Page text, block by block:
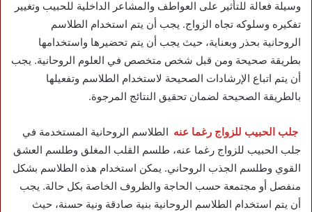
وسيلة فعالة للتأثير على العواطف والمشاعر الداخلية للحبيب وتغيير
تفكيره وسلوكه تجاه الزواج. يجب أن يتم استخدام الطلاسم
الروحانية بحذر وبعناية، حيث يجب أن يتم تحضيرها واستخدامها
بطريقة صحيحة ومن قبل شخص متخصص في العلوم الروحانية. يجب
أن يتم اتباع الإرشادات الصحيحة لاستخدام الطلاسم وتفعيلها
بالطريقة الصحيحة لضمان تحقيق النتائج المرجوة.
جلب الحبيب للزواج رغما عنه الطلاسم الروحانية المستخدمة في
جلب الحبيب للزواج رغما عنه، طلسم القلب المغلق وطلسم العشق
القوي وطلسم الجذب الروحاني. يمكن استخدام هذه الطلاسم بشكل
منفصل أو مجتمعة حسب الحاجة والظروف الخاصة بكل حالة. يجب
أن يتم استخدام الطلاسم الروحانية بنية صادقة ونية حسنة، حيث